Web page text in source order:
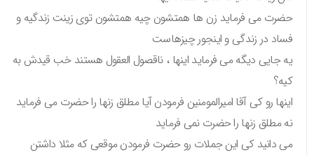
حضرت می فرماید زن ها همتشون چیه همتشون توی زینت زندگیه و
فساد در زندگی و اینجور چیزهاست
یه جایی دیگه می فرماید اینها ، ناقصول العقول هستند خب قیدش به
کیه؟
اینها رو کی آقا امیرالمومنین فرمودن آیا مطلق زنها را حضرت می فرماید
نه مطلق زنها را حضرت نمی فرماید
می دانید کی این جملات رو حضرت فرمودن موقعی که مثلا داشتن